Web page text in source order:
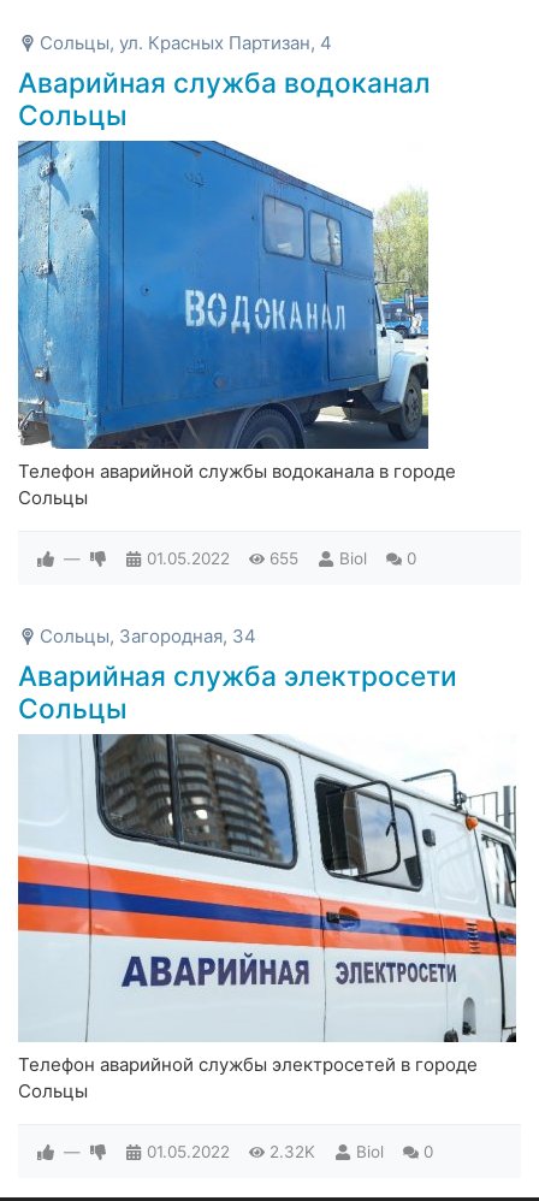
Сольцы, ул. Красных Партизан, 4
Аварийная служба водоканал
Сольцы
Телефон аварийной службы водоканала в городе
Сольцы
— 01.05.2022 655 Biol 0
Сольцы, Загородная, 34
Аварийная служба электросети
Сольцы
Телефон аварийной службы электросетей в городе
Сольцы
— 01.05.2022 2.32K Biol 0